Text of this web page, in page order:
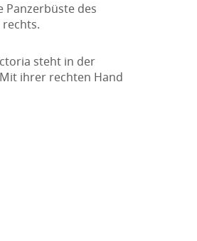
Panzerbüste des
rechts.
steht in der
ihrer rechten Hand